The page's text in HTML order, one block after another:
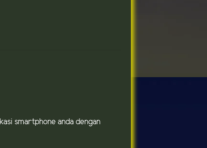
smartphone anda dengan